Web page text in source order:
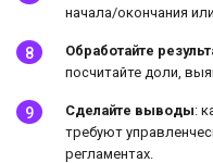
начала/окончания
Обработайте
посчитайте доли,
Сделайте выводы:
требуют
регламентах.